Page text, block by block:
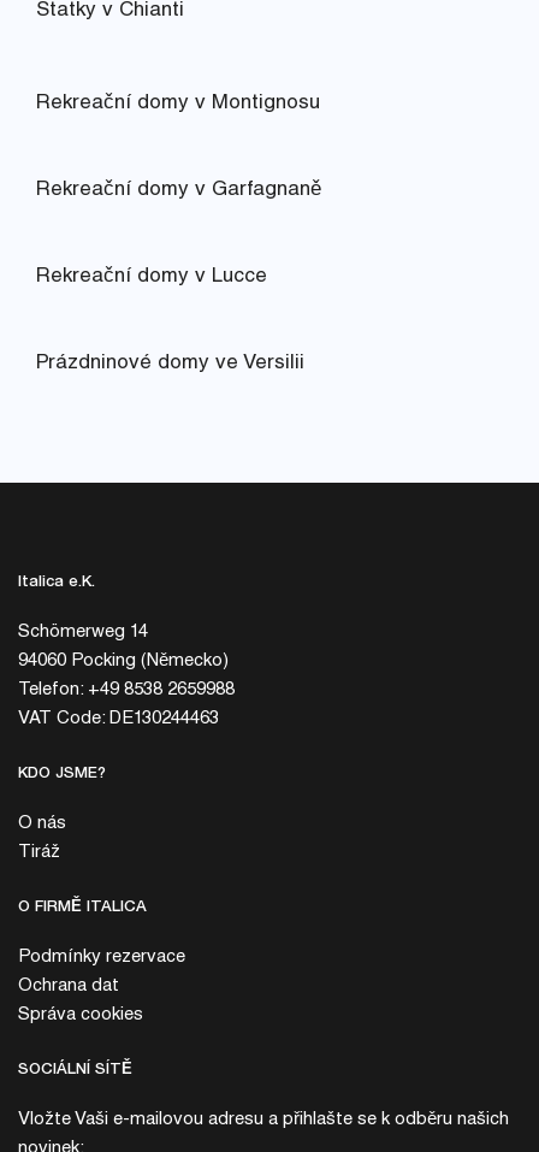
Statky v Chianti
Rekreační domy v Montignosu
Rekreační domy v Garfagnaně
Rekreační domy v Lucce
Prázdninové domy ve Versilii
Italica e.K.
Schömerweg 14
94060 Pocking (Německo)
Telefon: +49 8538 2659988
VAT Code: DE130244463
KDO JSME?
O nás
Tiráž
O FIRMĚ ITALICA
Podmínky rezervace
Ochrana dat
Správa cookies
SOCIÁLNÍ SÍTĚ
Vložte Vaši e-mailovou adresu a přihlašte se k odběru našich